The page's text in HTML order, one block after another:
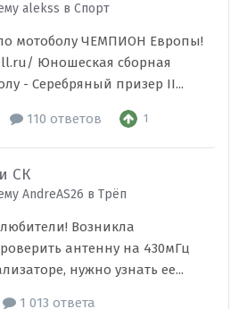
alekss в Спорт
мотоболу ЧЕМПИОН Европы!
Юношеская сборная
- Серебряный призер II...
110 ответов 1
СК
AndreAS26 в Трёп
Возникла
антенну на 430мГц
нужно узнать ее...
1 013 ответа